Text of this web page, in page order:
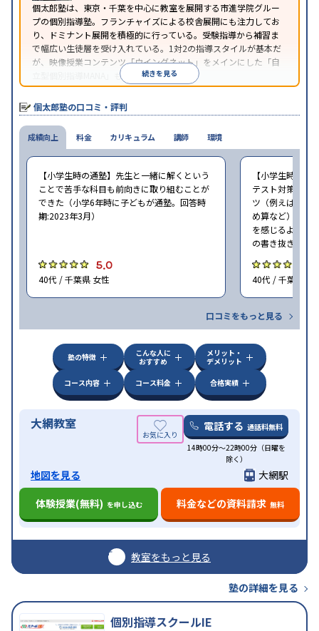
個太郎塾は、東京・千葉を中心に教室を展開する市進学院グルー
プの個別指導塾。フランチャイズによる校舎展開にも注力してお
り、ドミナント展開を積極的に行っている。受験指導から補習ま
で幅広い生徒層を受け入れている。1対2の指導スタイルが基本だ
が、映像授業コンテンツ「ウイングネット」をメインにした「自
立型個別指導MANA」も選択できる。
続きを見る
個太郎塾の口コミ・評判
成績向上
【小学生時の通塾】先生と一緒に解くという
ことで苦手な科目も前向きに取り組むことが
できた（小学6年時に子どもが通塾。回答時
期:2023年3月）
5.0
40代 / 千葉県 女性
【小学生時の通
テスト対策はし
ツ（例えば国語
め算など）を習
を感じるように
の書き抜きのコ
40代 / 千葉県 女
口コミをもっと見る
料金 カリキュラム 講師 環境
塾の特徴
こんな人に
おすすめ
メリット・
デメリット
コース内容
コース料金 合格実績
大網教室 電話する 通話料無料
14時00分〜22時00分（日曜を
除く）
地図を見る
大網駅
体験授業(無料) を申し込む 料金などの資料請求 無料
教室をもっと見る
塾の詳細を見る
個別指導スクールIE